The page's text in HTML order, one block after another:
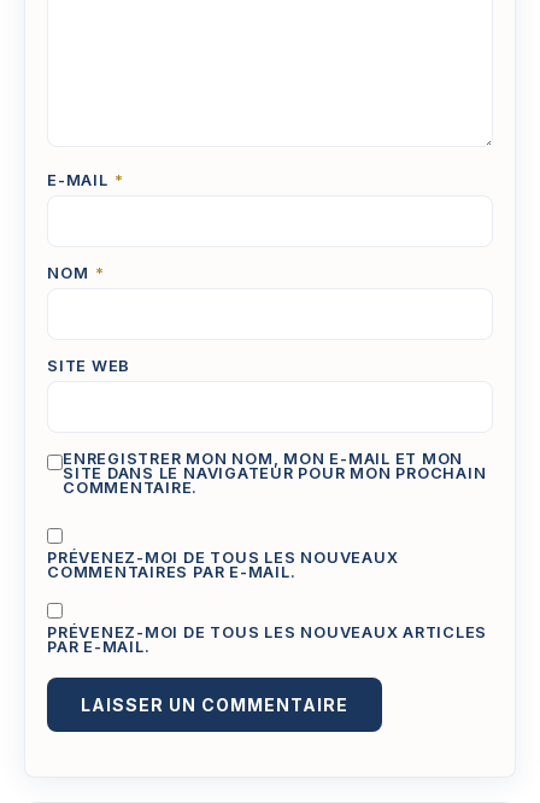
E-MAIL *
NOM *
SITE WEB
ENREGISTRER MON NOM, MON E-MAIL ET MON
SITE DANS LE NAVIGATEUR POUR MON PROCHAIN
COMMENTAIRE.
PRÉVENEZ-MOI DE TOUS LES NOUVEAUX
COMMENTAIRES PAR E-MAIL.
PRÉVENEZ-MOI DE TOUS LES NOUVEAUX ARTICLES
PAR E-MAIL.